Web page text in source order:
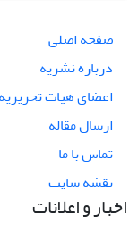
صفحه اصلی
درباره نشریه
اعضای هیات تحریریه
ارسال مقاله
تماس با ما
نقشه سایت
اخبار و اعلانات